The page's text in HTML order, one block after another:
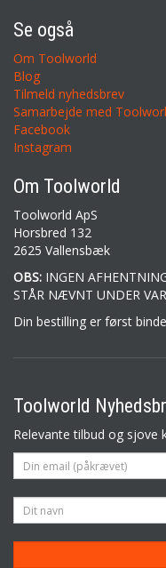
Se også
Om Toolworld
Blog
Tilmeld nyhedsbrev
Samarbejde med
Facebook
Instagram
Om Toolworld
Toolworld ApS
Horsbred 132
2625 Vallensbæk
OBS: INGEN
STÅR NÆVNT UNDER
Din bestilling er først
Toolworld
Relevante tilbud og sjove